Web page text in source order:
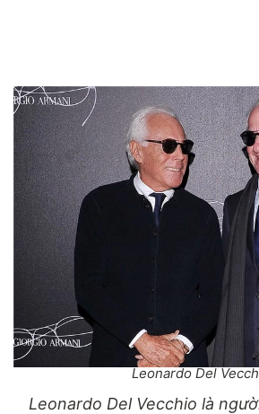
Leonardo Del
Leonardo Del Vecchio là